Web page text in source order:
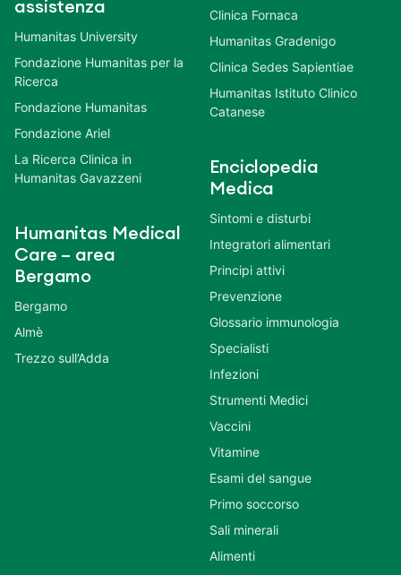
assistenza
Humanitas University
Fondazione Humanitas per la
Ricerca
Fondazione Humanitas
Fondazione Ariel
La Ricerca Clinica in
Humanitas Gavazzeni
Humanitas Medical
Care – area
Bergamo
Bergamo
Almè
Trezzo sull’Adda
Clinica Fornaca
Humanitas Gradenigo
Clinica Sedes Sapientiae
Humanitas Istituto Clinico
Catanese
Enciclopedia
Medica
Sintomi e disturbi
Integratori alimentari
Principi attivi
Prevenzione
Glossario immunologia
Specialisti
Infezioni
Strumenti Medici
Vaccini
Vitamine
Esami del sangue
Primo soccorso
Sali minerali
Alimenti